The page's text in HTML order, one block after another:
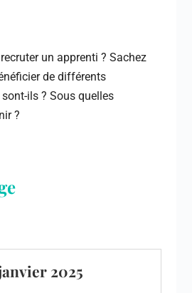
un apprenti ? Sachez
de différents
ils ? Sous quelles
?
2025